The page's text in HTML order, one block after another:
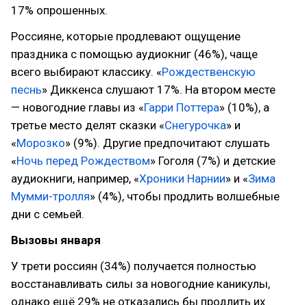
17% опрошенных.
Россияне, которые продлевают ощущение
праздника с помощью аудиокниг (46%), чаще
всего выбирают классику. «Рождественскую
песнь» Диккенса слушают 17%. На втором месте
— новогодние главы из «Гарри Поттера» (10%), а
третье место делят сказки «Снегурочка» и
«Морозко» (9%). Другие предпочитают слушать
«Ночь перед Рождеством» Гоголя (7%) и детские
аудиокниги, например, «Хроники Нарнии» и «Зима
Мумми-тролля» (4%), чтобы продлить волшебные
дни с семьей.
Вызовы января
У трети россиян (34%) получается полностью
восстанавливать силы за новогодние каникулы,
однако ещё 29% не отказались бы продлить их